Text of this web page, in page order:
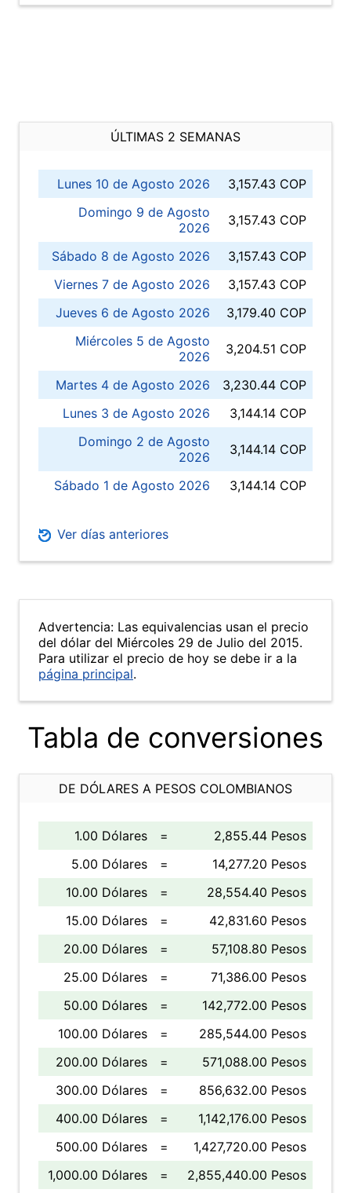
ÚLTIMAS 2 SEMANAS
Lunes 10 de Agosto 2026
3,157.43 COP
Domingo 9 de Agosto
2026
3,157.43 COP
Sábado 8 de Agosto 2026
3,157.43 COP
Viernes 7 de Agosto 2026
3,157.43 COP
Jueves 6 de Agosto 2026
3,179.40 COP
Miércoles 5 de Agosto
2026
3,204.51 COP
Martes 4 de Agosto 2026
3,230.44 COP
Lunes 3 de Agosto 2026
3,144.14 COP
Domingo 2 de Agosto
2026
3,144.14 COP
Sábado 1 de Agosto 2026 3,144.14 COP
Ver días anteriores
Advertencia: Las equivalencias usan el precio
del dólar del Miércoles 29 de Julio del 2015.
Para utilizar el precio de hoy se debe ir a la
página principal.
Tabla de conversiones
DE DÓLARES A PESOS COLOMBIANOS
1.00 Dólares =
2,855.44 Pesos
5.00 Dólares
=
14,277.20 Pesos
10.00 Dólares
=
28,554.40 Pesos
15.00 Dólares
=
42,831.60 Pesos
20.00 Dólares
=
57,108.80 Pesos
25.00 Dólares
=
71,386.00 Pesos
50.00 Dólares
=
142,772.00 Pesos
100.00 Dólares
=
285,544.00 Pesos
200.00 Dólares
=
571,088.00 Pesos
300.00 Dólares
=
856,632.00 Pesos
400.00 Dólares
=
1,142,176.00 Pesos
500.00 Dólares
=
1,427,720.00 Pesos
1,000.00 Dólares
=
2,855,440.00 Pesos